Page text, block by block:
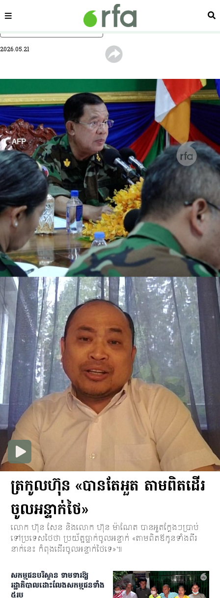
រំលងទៅមាតិកាចម្បង
ផ្នែក ស្វ
2026.05.21
ត្រកូលហ៊ុន «បានតែអួត តាមពិតដើរ
ចូលអន្ទាក់ថៃ»
លោក ហ៊ុន សែន និងលោក ហ៊ុន ម៉ាណែត បានអួតក្ដែងៗប្រាប់
ទៅប្រទេសថៃថា ប្រយ័ត្នធ្លាក់ចូលអន្ទាក់ «តាមពិតឪកូនទាំងពីរ
នាក់នេះ កំពុងដើរចូលអន្ទាក់ថៃទេ»៕
សកម្មជន​​បរិស្ថាន ទាមទារ​ឱ្យ​
រដ្ឋាភិបាល​ដោះលែង​សកម្មជន​ទាំង​
៥​រូប